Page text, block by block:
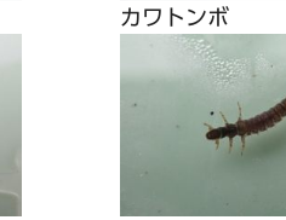
カワトンボ